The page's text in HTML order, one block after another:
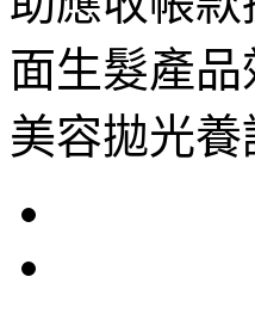
面生髮產
美容拋光